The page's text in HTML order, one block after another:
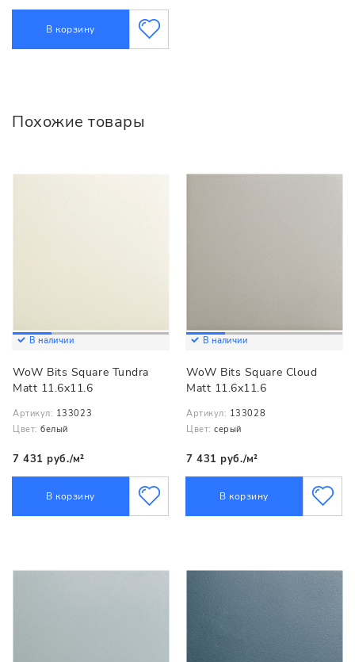
В корзину
Похожие товары
В наличии
WoW Bits Square Tundra
Matt 11.6x11.6
Артикул: 133023
Цвет: белый
7 431 руб./м²
В корзину
В наличии
WoW Bits Square Cloud
Matt 11.6x11.6
Артикул: 133028
Цвет: серый
7 431 руб./м²
В корзину